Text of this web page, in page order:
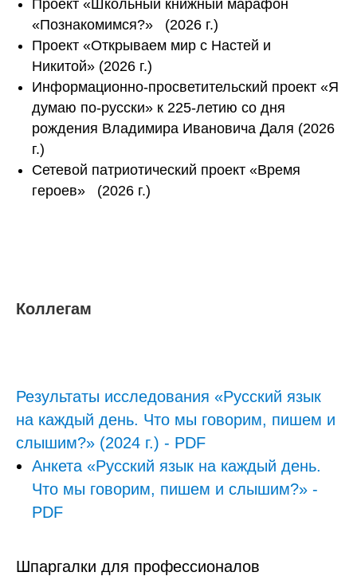
Проект «Школьный книжный марафон
«Познакомимся?» (2026 г.)
Проект «Открываем мир с Настей и
Никитой» (2026 г.)
Информационно-просветительский проект «Я
думаю по-русски» к 225-летию со дня
рождения Владимира Ивановича Даля (2026
г.)
Сетевой патриотический проект «Время
героев» (2026 г.)
Коллегам
Результаты исследования «Русский язык
на каждый день. Что мы говорим, пишем и
слышим?» (2024 г.) - PDF
Анкета «Русский язык на каждый день.
Что мы говорим, пишем и слышим?» -
PDF
Шпаргалки для профессионалов